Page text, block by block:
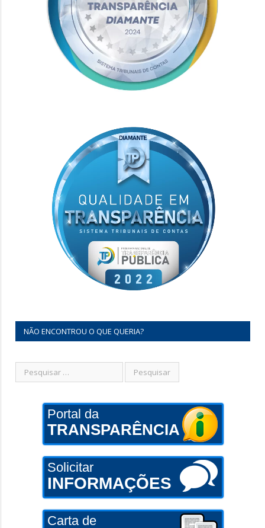
NÃO ENCONTROU O QUE QUERIA?
Portal da
TRANSPARÊNCIA
Solicitar
INFORMAÇÕES
Carta de